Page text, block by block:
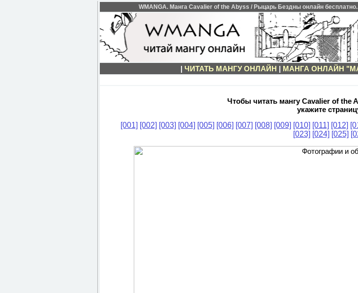
WMANGA. Манга Cavalier of the Abyss / Рыцарь Бездны онлайн
| ЧИТАТЬ МАНГУ ОНЛАЙН | МАНГА ОНЛАЙН
Чтобы читать мангу Cavalier of the
укажите
[001] [002] [003] [004] [005] [006] [007] [008] [009] [010] [011] [012]
[023] [024] [025]